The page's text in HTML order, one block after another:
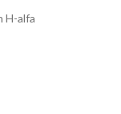
H-alfa